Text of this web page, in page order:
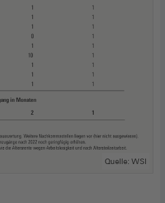
Quelle: WSI